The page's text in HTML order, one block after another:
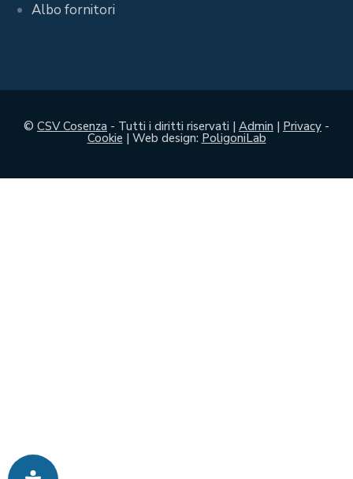
Albo fornitori
© CSV Cosenza - Tutti i diritti riservati | Admin | Privacy -
Cookie | Web design: PoligoniLab